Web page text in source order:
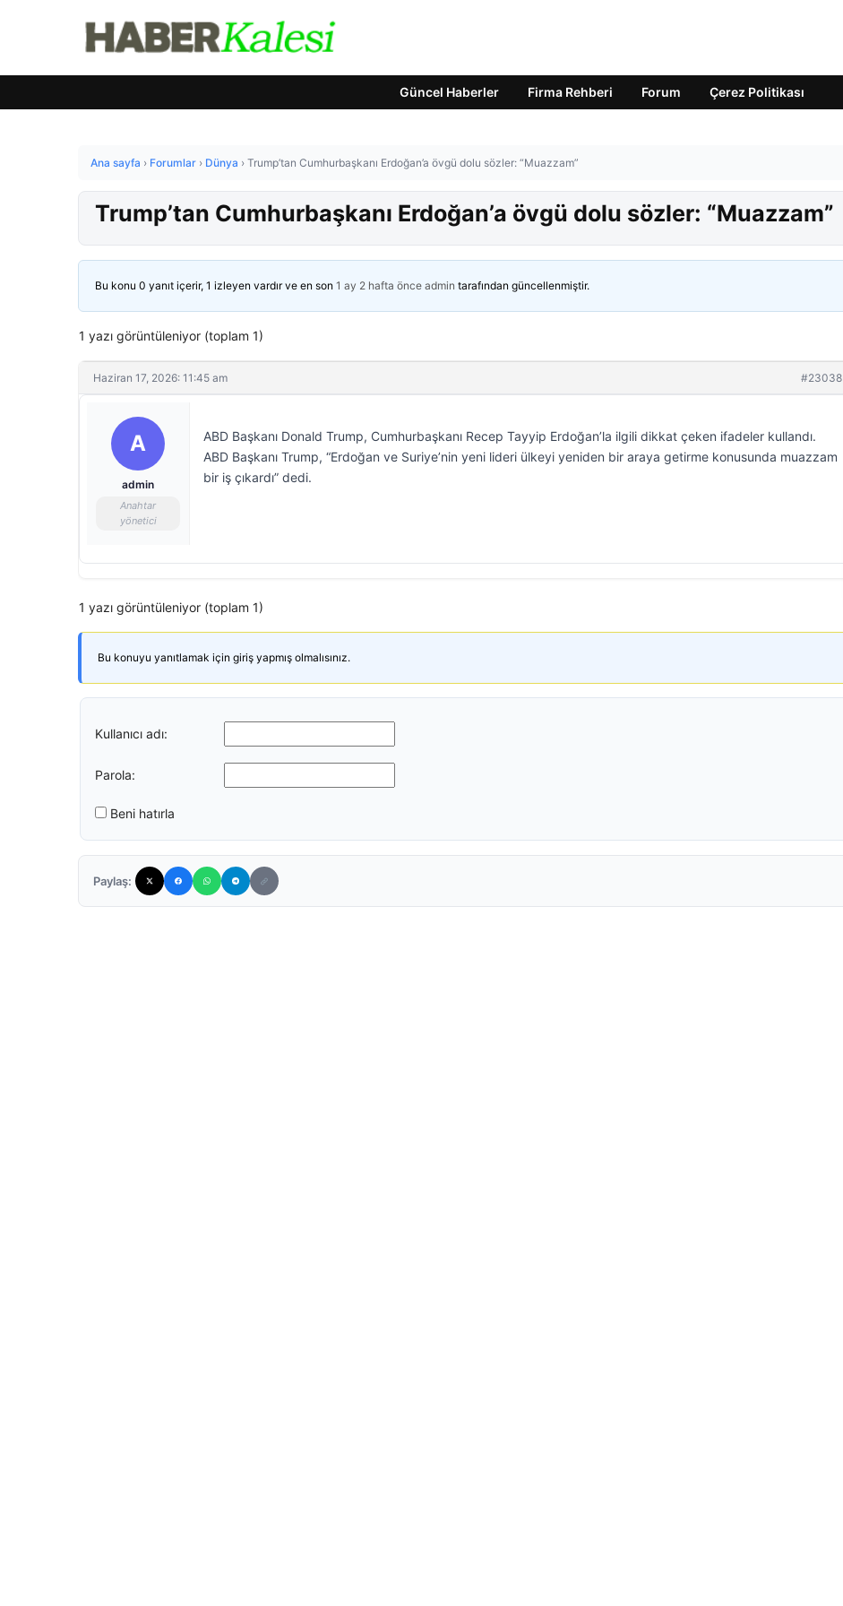
Güncel Haberler Firma Rehberi Forum Çerez Politikası
Ana sayfa › Forumlar › Dünya › Trump’tan Cumhurbaşkanı Erdoğan’a övgü dolu sözler: “Muazzam”
Trump’tan Cumhurbaşkanı Erdoğan’a övgü dolu sözler: “Muazzam”
Bu konu 0 yanıt içerir, 1 izleyen vardır ve en son 1 ay 2 hafta önce admin tarafından güncellenmiştir.
1 yazı görüntüleniyor (toplam 1)
Haziran 17, 2026: 11:45 am #23038
A
admin
Anahtar
yönetici
ABD Başkanı Donald Trump, Cumhurbaşkanı Recep Tayyip Erdoğan’la ilgili dikkat çeken ifadeler kullandı.
ABD Başkanı Trump, “Erdoğan ve Suriye’nin yeni lideri ülkeyi yeniden bir araya getirme konusunda muazzam
bir iş çıkardı” dedi.
1 yazı görüntüleniyor (toplam 1)
Bu konuyu yanıtlamak için giriş yapmış olmalısınız.
Kullanıcı adı:
Parola:
Beni hatırla
Paylaş: